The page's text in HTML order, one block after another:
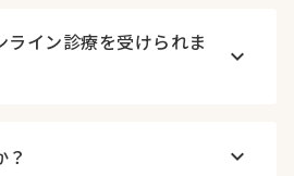
ライン診療を受けられま
keyboard_arrow_down
keyboard_arrow_down